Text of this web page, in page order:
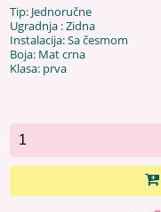
Tip: Jednoručne
Ugradnja : Zidna
Instalacija: Sa česmom
Boja: Mat crna
Klasa: prva